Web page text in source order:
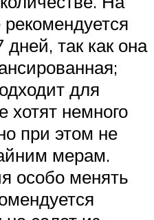
так как она
для
хотят немного
при этом не
мерам.
особо менять